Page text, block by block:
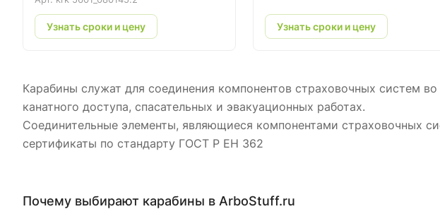
Узнать сроки и цену Узнать сроки и цену
Карабины служат для соединения компонентов страховочных систем
канатного доступа, спасательных и эвакуационных работах.
Соединительные элементы, являющиеся компонентами страховочных
сертификаты по стандарту ГОСТ Р ЕН 362
Почему выбирают карабины в ArboStuff.ru